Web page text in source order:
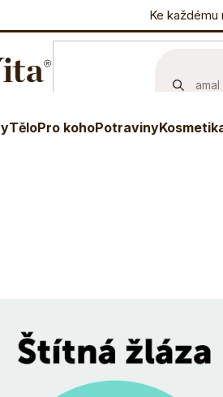
Ke každému
TěloPro kohoPotraviny
Věrnostní program
David Frej